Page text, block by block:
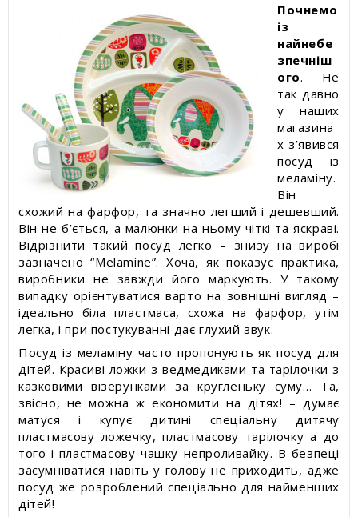
Почнемо
із
найнебе
зпечніш
ого. Не
так давно
у наших
магазина
х з’явився
посуд із
меламіну.
Він
схожий на фарфор, та значно легший і дешевший.
Він не б’ється, а малюнки на ньому чіткі та яскраві.
Відрізнити такий посуд легко – знизу на виробі
зазначено “Melamine”. Хоча, як показує практика,
виробники не завжди його маркують. У такому
випадку орієнтуватися варто на зовнішні вигляд –
ідеально біла пластмаса, схожа на фарфор, утім
легка, і при постукуванні дає глухий звук.
Посуд із меламіну часто пропонують як посуд для
дітей. Красиві ложки з ведмедиками та тарілочки з
казковими візерунками за кругленьку суму… Та,
звісно, не можна ж економити на дітях! – думає
матуся і купує дитині спеціальну дитячу
пластмасову ложечку, пластмасову тарілочку а до
того і пластмасову чашку-непроливайку. В безпеці
засумніватися навіть у голову не приходить, адже
посуд же розроблений спеціально для найменших
дітей!